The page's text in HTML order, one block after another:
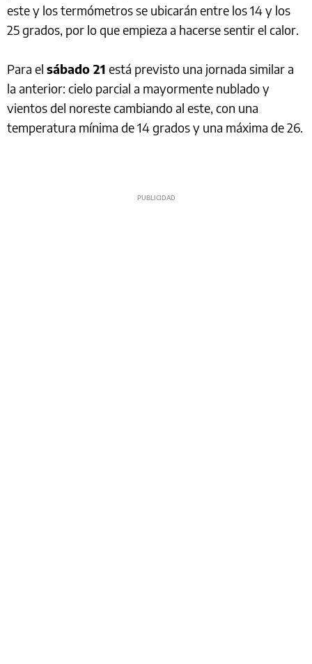
este y los termómetros se ubicarán entre los 14 y los
25 grados, por lo que empieza a hacerse sentir el calor.
Para el sábado 21 está previsto una jornada similar a
la anterior: cielo parcial a mayormente nublado y
vientos del noreste cambiando al este, con una
temperatura mínima de 14 grados y una máxima de 26.